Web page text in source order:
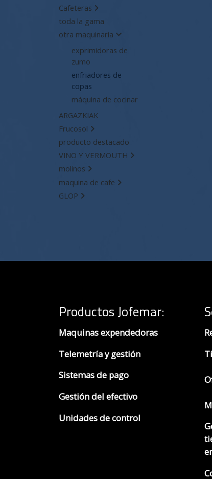
Cafeteras
toda la gama
otra maquinaria
exprimidoras de
zumo
enfriadores de
copas
máquina de cocinar
ARGAZKIAK
Frucosol
producto destacado
VINO Y VERMOUTH
molinos
maquina de cafe
GLOP
Productos Jofemar:
Maquinas expendedoras
Telemetría y gestión
Sistemas de pago
Gestión del efectivo
Unidades de control